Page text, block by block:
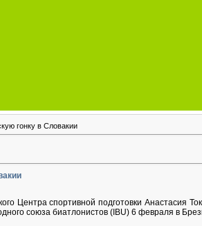
гонку в Словакии
Центра спортивной подготовки Анастасия
союза биатлонистов (IBU) 6 февраля в